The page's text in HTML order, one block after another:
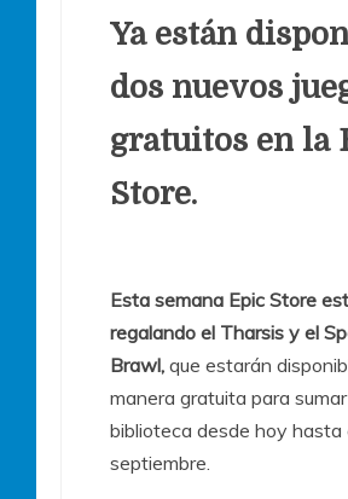
Ya están
dos nuevos
gratuitos en la
Store.
Esta semana Epic Store
regalando el Tharsis y el
Brawl, que estarán
manera gratuita para
biblioteca desde hoy hasta
septiembre.